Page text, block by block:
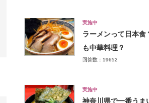
実施中
ラーメンって日本食
も中華料理？
回答数：19652
実施中
神奈川県で一番うま